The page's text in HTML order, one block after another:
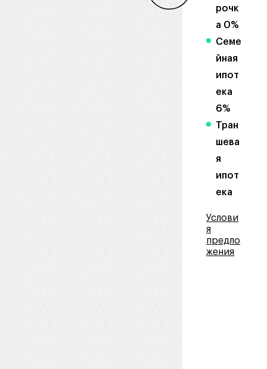
рочк
а 0%
Семе
йная
ипот
ека
6%
Тран
шева
я
ипот
ека
Услови
я
предло
жения